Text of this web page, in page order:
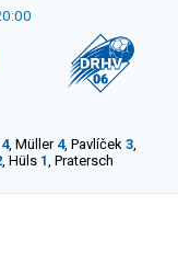
4, Müller 4, Pavlíček 3
, Hüls 1 Pratersch